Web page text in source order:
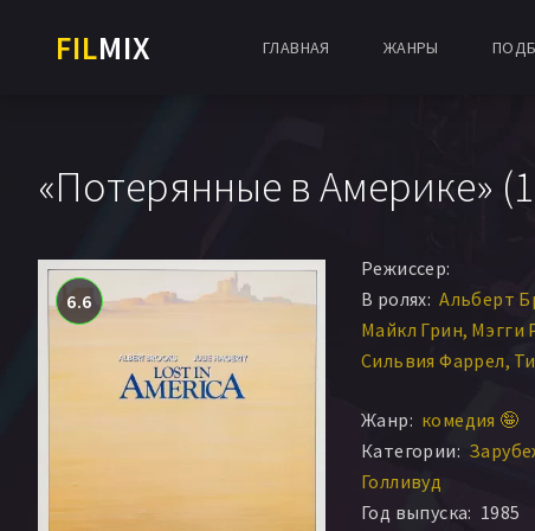
FILMIX ГЛАВНАЯ ЖАНРЫ
«Потерянные в Америке»
6.6
Режиссер:
В ролях: Альберт
Майкл Грин Мэгги
Сильвия Фаррел
Жанр: комедия 🤪
Категории:
Голливуд
Год выпуска: 1985